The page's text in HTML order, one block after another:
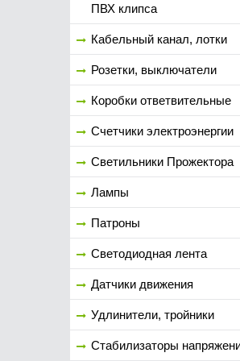
ПВХ клипса
Кабельный канал, лотки
Розетки, выключатели
Коробки ответвительные
Счетчики электроэнергии
Светильники Прожектора
Лампы
Патроны
Светодиодная лента
Датчики движения
Удлинители, тройники
Стабилизаторы